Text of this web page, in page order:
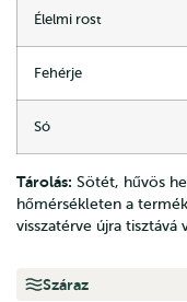
Élelmi rost
Fehérje
Só
Tárolás: Sötét, hűvös
hőmérsékleten a
visszatérve újra tisztává
Száraz